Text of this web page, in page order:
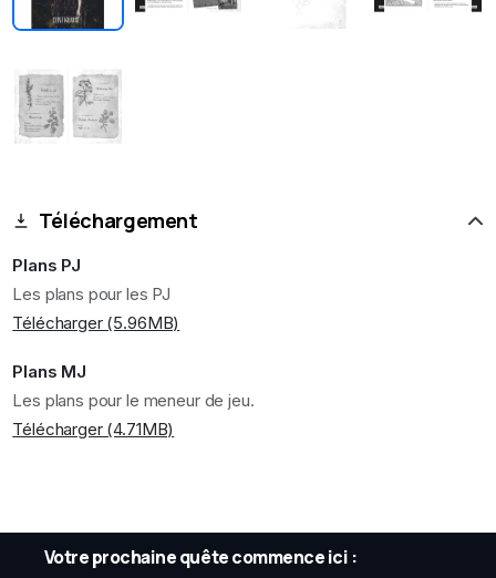
Téléchargement
Plans PJ
Les plans pour les PJ
Télécharger (5.96MB)
Plans MJ
Les plans pour le meneur de jeu.
Télécharger (4.71MB)
Votre prochaine quête commence ici :